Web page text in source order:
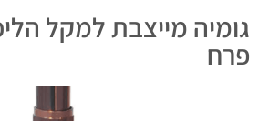
גומיה מייצבת למקל
פרח